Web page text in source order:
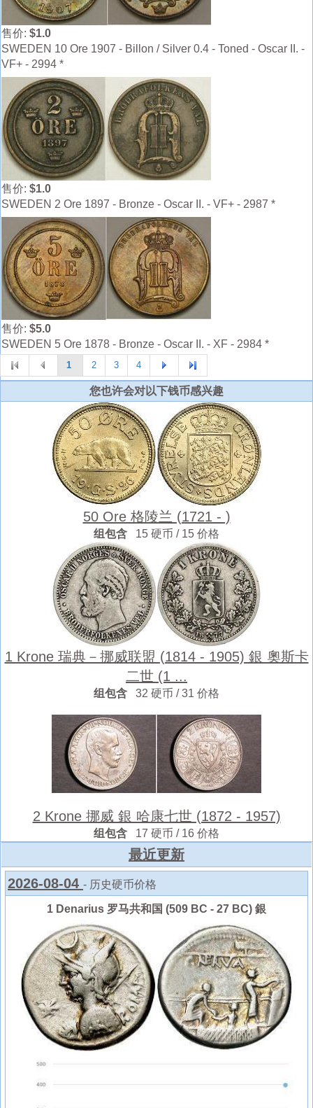
售价: $1.0
SWEDEN 10 Ore 1907 - Billon / Silver 0.4 - Toned - Oscar II. -
VF+ - 2994 *
售价: $1.0
SWEDEN 2 Ore 1897 - Bronze - Oscar II. - VF+ - 2987 *
售价: $5.0
SWEDEN 5 Ore 1878 - Bronze - Oscar II. - XF - 2984 *
1 2 3 4
您也许会对以下钱币感兴趣
50 Ore 格陵兰 (1721 - )
组包含 15 硬币 / 15 价格
1 Krone 瑞典－挪威联盟 (1814 - 1905) 銀 奧斯卡
二世 (1 ...
组包含 32 硬币 / 31 价格
2 Krone 挪威 銀 哈康七世 (1872 - 1957)
组包含 17 硬币 / 16 价格
最近更新
2026-08-04 - 历史硬币价格
1 Denarius 罗马共和国 (509 BC - 27 BC) 銀